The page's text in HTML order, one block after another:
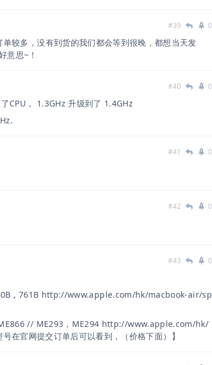
#39 0
较多，没有到货的我们都会等到很晚，都想当天发
意思~！
#40 0
CPU， 1.3GHz 升级到了 1.4GHz
#41 0
#42 0
#43 0
, 761B http://www.apple.com/hk/macbook-air/sp
// ME293，ME294 http://www.apple.com/hk/
官网提交订单后可以看到，（价格下面）】